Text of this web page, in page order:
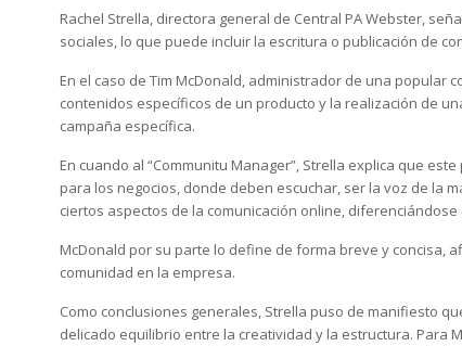
Rachel Strella, directora general de Central PA Webster,
sociales, lo que puede incluir la escritura o publicación de
En el caso de Tim McDonald, administrador de una
contenidos específicos de un producto y la realización de
campaña específica.
En cuando al “Communitu Manager”, Strella explica que
para los negocios, donde deben escuchar, ser la voz de la
ciertos aspectos de la comunicación online,
McDonald por su parte lo define de forma breve y concisa,
comunidad en la empresa.
Como conclusiones generales, Strella puso de manifiesto
delicado equilibrio entre la creatividad y la estructura. Para